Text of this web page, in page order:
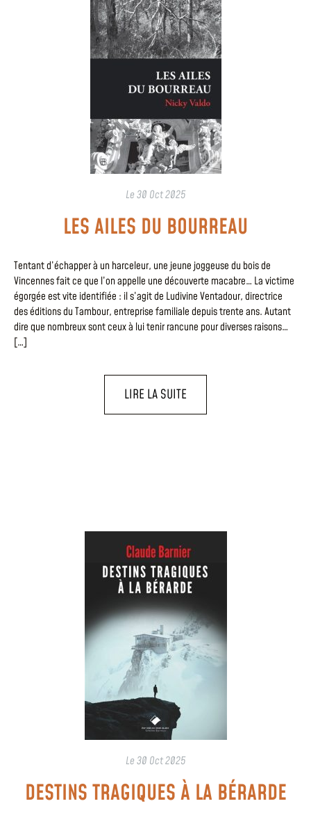
Le30 Oct 2025
LES AILES DU BOURREAU
Tentant d’échapper à un harceleur, une jeune joggeuse du bois de
Vincennes fait ce que l’on appelle une découverte macabre… La victime
égorgée est vite identifiée : il s’agit de Ludivine Ventadour, directrice
des éditions du Tambour, entreprise familiale depuis trente ans. Autant
dire que nombreux sont ceux à lui tenir rancune pour diverses raisons…
[…]
LIRE LA SUITE
Le30 Oct 2025
DESTINS TRAGIQUES À LA BÉRARDE